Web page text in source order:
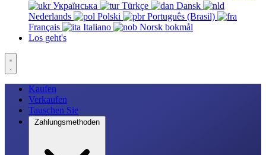
Українська
Türkçe
Dansk
Nederlands
Polski
Português (Brasil)
Français
Italiano
Norsk bokmål
Los geht's
Kaufen
Verkaufen
Tauschen Sie
Zahlungsmethoden